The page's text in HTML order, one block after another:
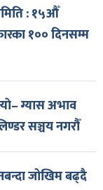
: १५औँ
१०० दिनसम्म
ग्यास अभाव
सञ्चय नगरौँ
जोखिम बढ्दै